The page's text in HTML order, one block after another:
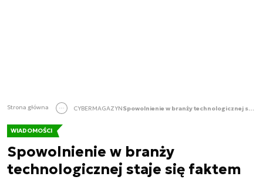
Strona główna CYBERMAGAZYN Spowolnienie w branży technologicznej staje się faktem
WIADOMOŚCI
Spowolnienie w branży
technologicznej staje się faktem